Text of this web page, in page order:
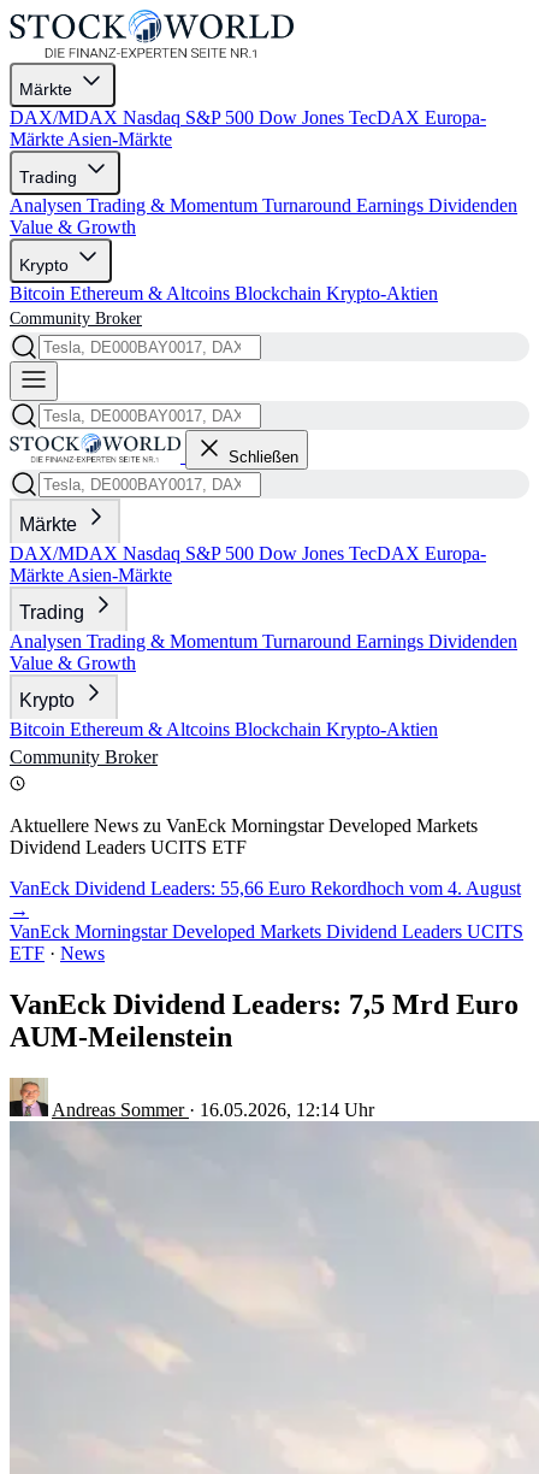
Märkte
DAX/MDAX Nasdaq S&P 500 Dow Jones TecDAX Europa-
Märkte Asien-Märkte
Trading
Analysen Trading & Momentum Turnaround Earnings Dividenden
Value & Growth
Krypto
Bitcoin Ethereum & Altcoins Blockchain Krypto-Aktien
Community Broker
Schließen
Märkte
DAX/MDAX Nasdaq S&P 500 Dow Jones TecDAX Europa-
Märkte Asien-Märkte
Trading
Analysen Trading & Momentum Turnaround Earnings Dividenden
Value & Growth
Krypto
Bitcoin Ethereum & Altcoins Blockchain Krypto-Aktien
Community Broker
Aktuellere News zu VanEck Morningstar Developed Markets
Dividend Leaders UCITS ETF
VanEck Dividend Leaders: 55,66 Euro Rekordhoch vom 4. August
→
VanEck Morningstar Developed Markets Dividend Leaders UCITS
ETF · News
VanEck Dividend Leaders: 7,5 Mrd Euro
AUM-Meilenstein
Andreas Sommer · 16.05.2026, 12:14 Uhr